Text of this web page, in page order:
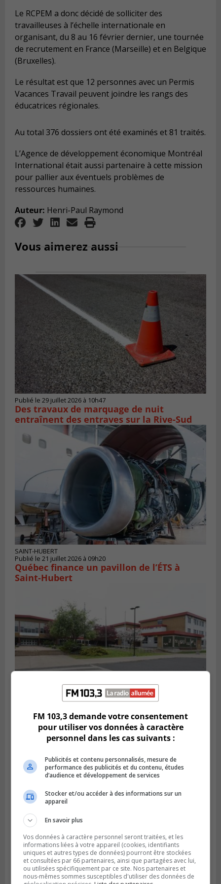
Le RCPEM a donc décidé de solliciter des
travailleuses à l’échelle internationale en
organisant, du 8 au 16 février dernier, une tournée
de recrutement en France (Marseille) et en Belgique
(Bruxelles).
Le résultat est que 12 personnes avec un Permis
Vacances Travail peuvent joindre les rangs des
éducatrices régionales.
Au total 376 dossiers ont été examinés et 81 traités.
L’Agence de développement économique Montréal
International était aussi partenaire à cette mission
pour pallier aux éventuels problèmes de
ressources humaines.
Auteur: Henri-Paul Raymond
Vous aimerez aussi
Publié le 29 juillet 2026 à 10h47
Des travaux de marquage de nuit
entraînent des entraves sur la Rive-Sud
SAINT-HUBERT
Publié le 21 juillet 2026 à 09h20
Québec finance un pavillon de l’ÉTS à
Saint‑Hubert
Publié le 18 juillet 2026 à 10h00
Deux projets scolaires pourront
développer à Longueuil
Publié le 18 juillet 2026 à 07h58
Le parc Poly-aréna de Brossard va vibrer
FM 103,3 demande votre consentement
pour utiliser vos données à caractère
personnel dans les cas suivants :
Publicités et contenu personnalisés, mesure de
performance des publicités et du contenu, études
d’audience et développement de services
Stocker et/ou accéder à des informations sur un
appareil
En savoir plus
Vos données à caractère personnel seront traitées, et les
informations liées à votre appareil (cookies, identifiants
uniques et autres types de données) pourront être stockées
et consultées par 66 partenaires, ainsi que partagées avec lui,
ou utilisées spécifiquement par ce site. Nos partenaires et
nous-mêmes sommes susceptibles d'utiliser des données de